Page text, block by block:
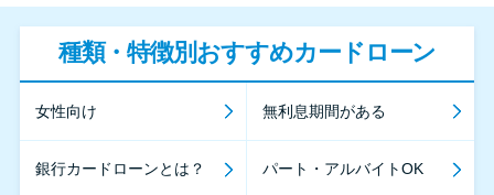
種類・特徴別おすすめカードローン
女性向け 無利息期間がある
銀行カードローンとは？ パート・アルバイトOK